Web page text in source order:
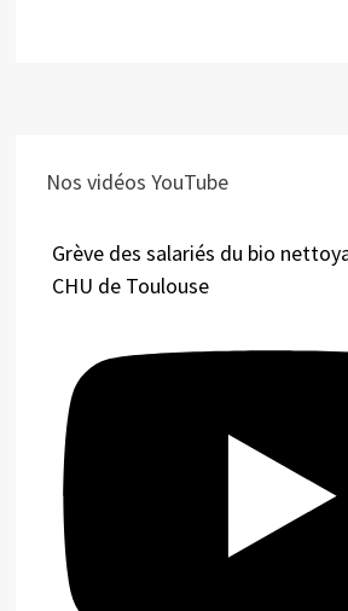
Nos vidéos YouTube
Grève des salariés du bio
CHU de Toulouse